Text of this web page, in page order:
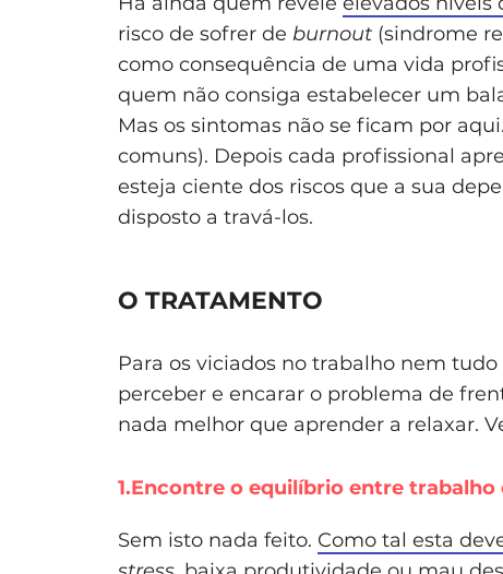
risco de sofrer de burnout (sindrome
como consequência de uma vida
quem não consiga estabelecer um
Mas os sintomas não se ficam por
comuns). Depois cada profissional
esteja ciente dos riscos que a sua
disposto a travá-los.
O TRATAMENTO
Para os viciados no trabalho nem
perceber e encarar o problema de
nada melhor que aprender a relaxar.
1.Encontre o equilíbrio entre trabalho
Sem isto nada feito. Como tal esta